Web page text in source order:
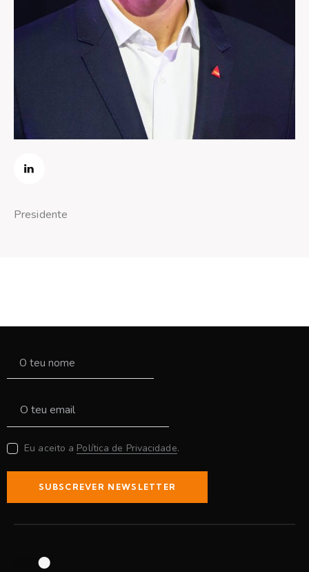
Presidente
Eu aceito a Política de Privacidade.
SUBSCREVER NEWSLETTER